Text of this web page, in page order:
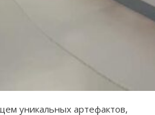
уникальных артефактов,